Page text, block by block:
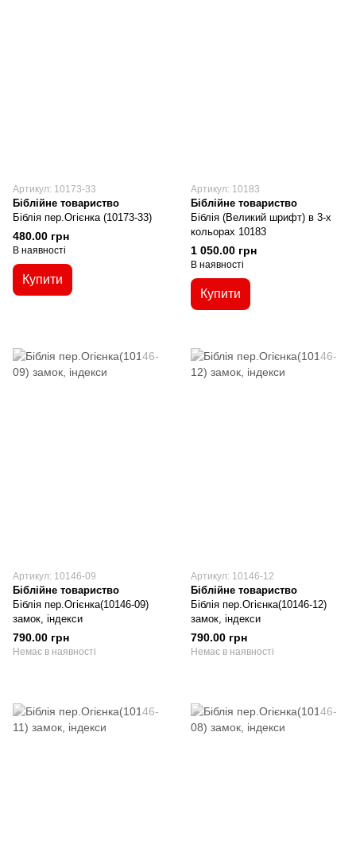
Артикул: 10173-33
Біблійне товариство
Біблія пер.Огієнка (10173-33)
480.00 грн
В наявності
Купити
Артикул: 10183
Біблійне товариство
Біблія (Великий шрифт) в 3-х
кольорах 10183
1 050.00 грн
В наявності
Купити
Артикул: 10146-09
Біблійне товариство
Біблія пер.Огієнка(10146-09)
замок, індекси
790.00 грн
Немає в наявності
Артикул: 10146-12
Біблійне товариство
Біблія пер.Огієнка(10146-12)
замок, індекси
790.00 грн
Немає в наявності